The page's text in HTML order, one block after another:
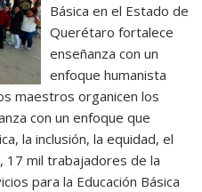
Básica en el Estado de
Querétaro fortalece
enseñanza con un
enfoque humanista
maestros organicen los
con un enfoque que
la inclusión, la equidad, el
mil trabajadores de la
para la Educación Básica